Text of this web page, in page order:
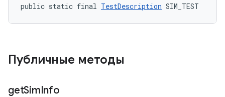
public static final TestDescription SIM_TEST
Публичные методы
getSimInfo